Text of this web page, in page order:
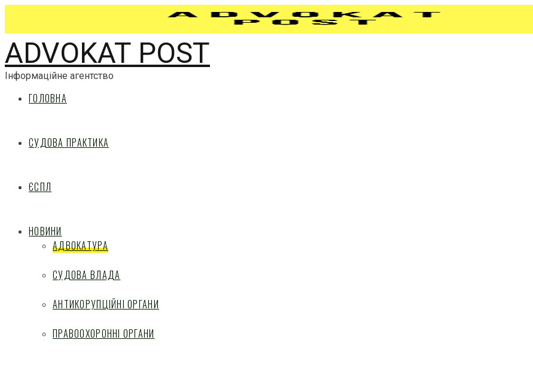
ADVOKAT POST
Інформаційне агентство
ГОЛОВНА
СУДОВА ПРАКТИКА
ЄСПЛ
НОВИНИ
АДВОКАТУРА
СУДОВА ВЛАДА
АНТИКОРУПЦІЙНІ ОРГАНИ
ПРАВООХОРОННІ ОРГАНИ